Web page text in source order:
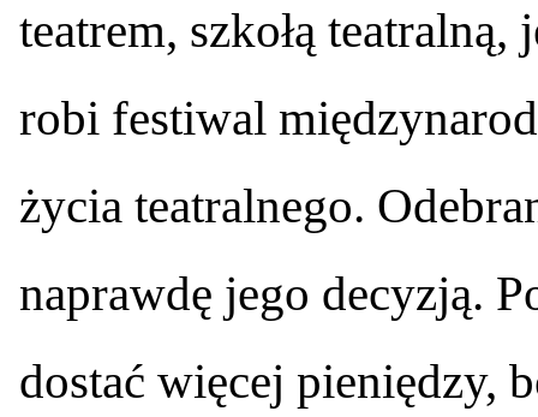
teatrem, szkołą
robi festiwal
życia teatralnego.
naprawdę jego decyzją.
dostać więcej pieniędzy,